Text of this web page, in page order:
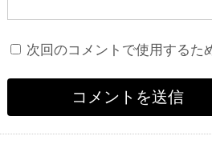
次回のコメントで使用するた